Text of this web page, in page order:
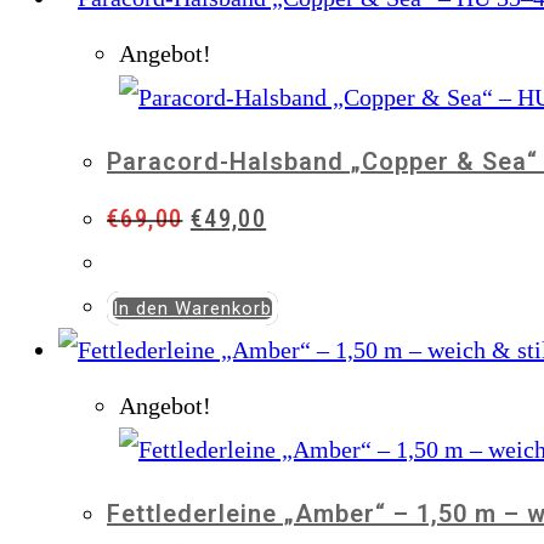
Angebot!
Paracord-Halsband „Copper &
€69,00 Ursprünglicher
€69,00
€49,00
ist:
€49,00.
In den Warenkorb
Angebot!
Fettlederleine „Amber“ – 1,50 m –